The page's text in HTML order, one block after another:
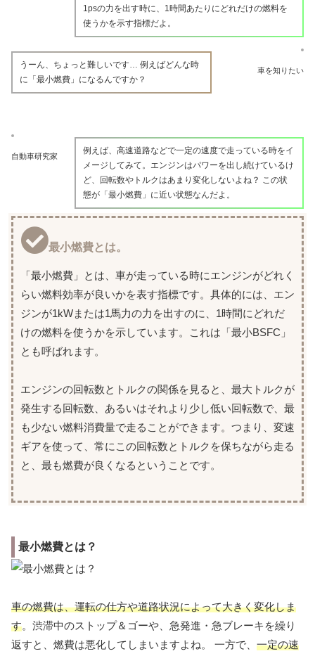
1psの力を出す時に、1時間あたりにどれだけの燃料を
使うかを示す指標だよ。
車を知りたい
うーん、ちょっと難しいです… 例えばどんな時
に「最小燃費」になるんですか？
自動車研究家
例えば、高速道路などで一定の速度で走っている時をイ
メージしてみて。エンジンはパワーを出し続けているけ
ど、回転数やトルクはあまり変化しないよね？ この状
態が「最小燃費」に近い状態なんだよ。
最小燃費とは。
「最小燃費」とは、車が走っている時にエンジンがどれく
らい燃料効率が良いかを表す指標です。具体的には、エン
ジンが1kWまたは1馬力の力を出すのに、1時間にどれだ
けの燃料を使うかを示しています。これは「最小BSFC」
とも呼ばれます。
エンジンの回転数とトルクの関係を見ると、最大トルクが
発生する回転数、あるいはそれより少し低い回転数で、最
も少ない燃料消費量で走ることができます。つまり、変速
ギアを使って、常にこの回転数とトルクを保ちながら走る
と、最も燃費が良くなるということです。
最小燃費とは？
車の燃費は、運転の仕方や道路状況によって大きく変化しま
す。渋滞中のストップ＆ゴーや、急発進・急ブレーキを繰り
返すと、燃費は悪化してしまいますよね。 一方で、 一定の速